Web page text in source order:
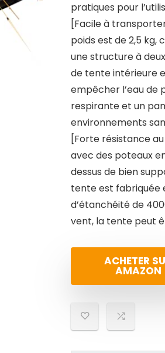
pratiques pour
[Facile à
poids est de 2,5 kg,
une structure à
de tente intérieure
empêcher l’eau de
respirante et un
environnements
[Forte résistance
avec des poteaux
dessus de bien
tente est fabriquée
d’étanchéité de
vent, la tente peut
ACHETER
AMAZON